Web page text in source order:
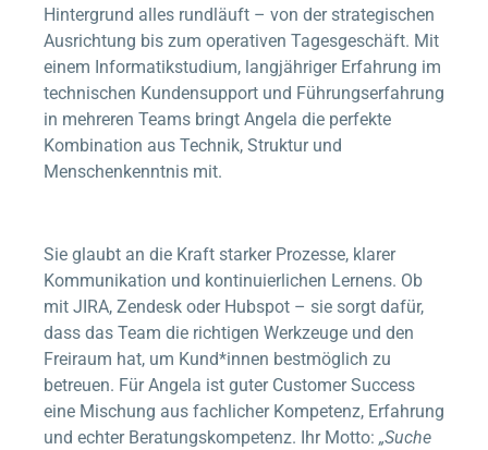
Hintergrund alles rundläuft – von der strategischen
Ausrichtung bis zum operativen Tagesgeschäft. Mit
einem Informatikstudium, langjähriger Erfahrung im
technischen Kundensupport und Führungserfahrung
in mehreren Teams bringt Angela die perfekte
Kombination aus Technik, Struktur und
Menschenkenntnis mit.
Sie glaubt an die Kraft starker Prozesse, klarer
Kommunikation und kontinuierlichen Lernens. Ob
mit JIRA, Zendesk oder Hubspot – sie sorgt dafür,
dass das Team die richtigen Werkzeuge und den
Freiraum hat, um Kund*innen bestmöglich zu
betreuen. Für Angela ist guter Customer Success
eine Mischung aus fachlicher Kompetenz, Erfahrung
und echter Beratungskompetenz. Ihr Motto: „Suche